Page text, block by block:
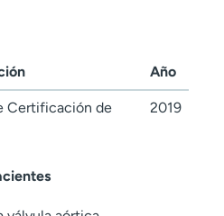
Año
Certificación de
2019